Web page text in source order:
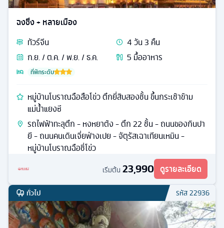
ฉงชิ่ง + หลายเมือง
ทัวร์จีน 4วัน3 คืน
ก.ย. / ต.ค. / พ.ย. / ธ.ค.
5 มื้ออาหาร
ที่พักระดับ
หมู่บ้านโบราณฉือสือโข่ว ตึกยี่สิบสองชั้น ขึ้นกระเช้าข้าม
แม่น้ำแยงซี
รถไฟฟ้าทะลุตึก - หงหยาต้ง - ตึก 22 ชั้น - ถนนของกินปา
ยี - ถนนคนเดินเจี่ยฟ่างเปย - จัตุรัสเฉาเทียนเหมิน -
หมู่บ้านโบราณฉือชี่โข่ว
เริ่มต้น 23,990 ดูรายละเอียด
ทั่วไป รหัส22936